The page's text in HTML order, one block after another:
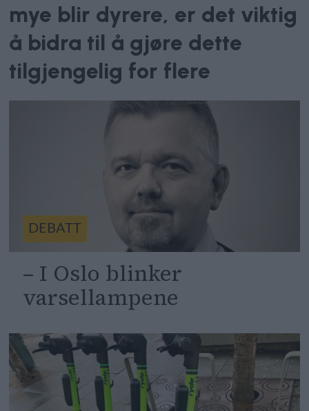
mye blir dyrere, er det viktig
å bidra til å gjøre dette
tilgjengelig for flere
DEBATT
– I Oslo blinker
varsellampene